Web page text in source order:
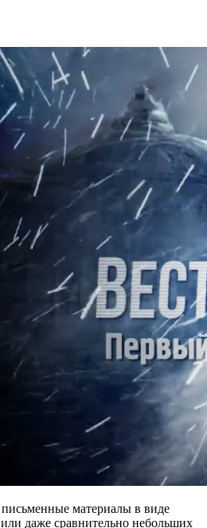
материалы в виде
или даже сравнительно небольших